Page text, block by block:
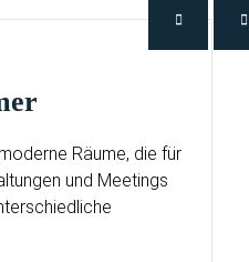
Räume, die für
und Meetings